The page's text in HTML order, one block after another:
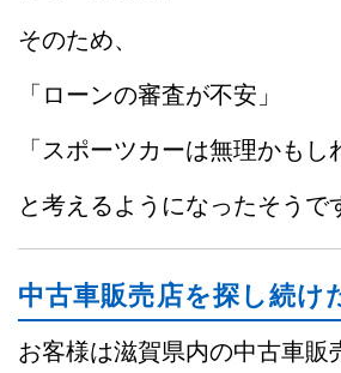
そのため、
「ローンの審査が不安」
「スポーツカーは無理かもし
と考えるようになったそうで
中古車販売店を探し続け
お客様は滋賀県内の中古車販